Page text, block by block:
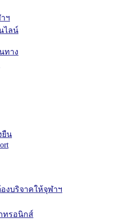
ฯ
ไลน์
ทาง
ยืน
งบริจาคให้จุฬาฯ
ทรอนิกส์